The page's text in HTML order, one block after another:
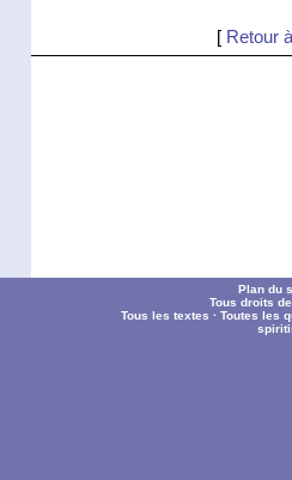
[ Retour
Plan du
Tous droits
Tous les textes ·Toutes les